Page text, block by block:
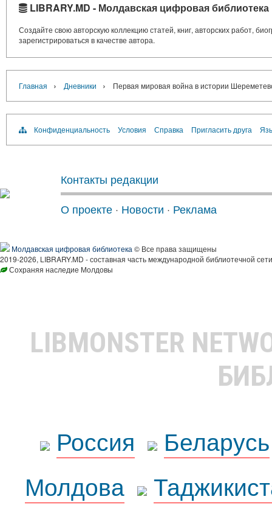
LIBRARY.MD - Молдавская цифровая библиотека
Создайте свою авторскую коллекцию статей, книг, авторских работ,
зарегистрироваться в качестве автора.
Главная › Дневники › Первая мировая война в истории
Конфиденциальность Условия Справка Пригласить друга
Контакты редакции
О проекте · Новости · Реклама
Молдавская цифровая библиотека © Все права защищены
2019-2026, LIBRARY.MD - составная часть международной библиотечной
Сохраняя наследие Молдовы
LIBMONSTER
Россия
Беларусь
Молдова